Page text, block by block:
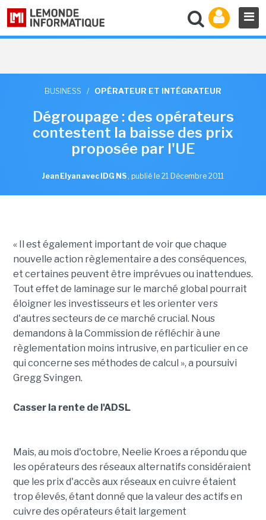
BUSINESS / OPÉRATEUR ET INTÉGRATEUR
Dégroupage : des opérateurs
contestent la baisse des prix
proposée par l'UE
Jean Elyan avec IDG NS , publié le 21 Décembre 2011
« Il est également important de voir que chaque
nouvelle action règlementaire a des conséquences,
et certaines peuvent être imprévues ou inattendues.
Tout effet de laminage sur le marché global pourrait
éloigner les investisseurs et les orienter vers
d'autres secteurs de ce marché crucial. Nous
demandons à la Commission de réfléchir à une
règlementation moins intrusive, en particulier en ce
qui concerne ses méthodes de calcul », a poursuivi
Gregg Svingen.
Casser la rente de l'ADSL
Mais, au mois d'octobre, Neelie Kroes a répondu que
les opérateurs des réseaux alternatifs considéraient
que les prix d'accès aux réseaux en cuivre étaient
trop élevés, étant donné que la valeur des actifs en
cuivre des opérateurs était largement